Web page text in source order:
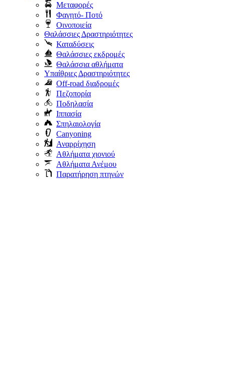
Μεταφορές
Φαγητό- Ποτό
Οινοποιεία
Θαλάσσιες Δραστηριότητες
Καταδύσεις
Θαλάσσιες εκδρομές
Θαλάσσια αθλήματα
Υπαίθριες Δραστηριότητες
Off-road διαδρομές
Πεζοπορία
Ποδηλασία
Ιππασία
Σπηλαιολογία
Canyoning
Αναρρίχηση
Αθλήματα χιονιού
Αθλήματα Ανέμου
Παρατήρηση πτηνών